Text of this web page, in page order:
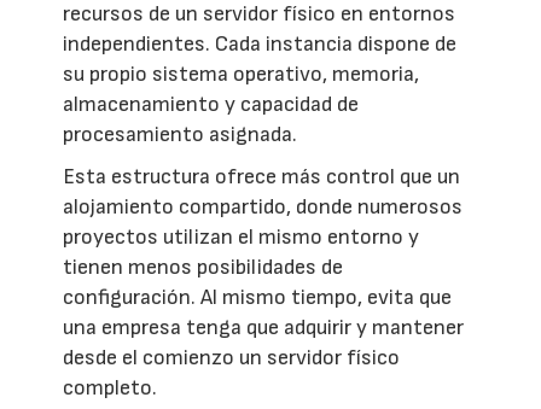
recursos de un servidor físico en entornos
independientes. Cada instancia dispone de
su propio sistema operativo, memoria,
almacenamiento y capacidad de
procesamiento asignada.
Esta estructura ofrece más control que un
alojamiento compartido, donde numerosos
proyectos utilizan el mismo entorno y
tienen menos posibilidades de
configuración. Al mismo tiempo, evita que
una empresa tenga que adquirir y mantener
desde el comienzo un servidor físico
completo.